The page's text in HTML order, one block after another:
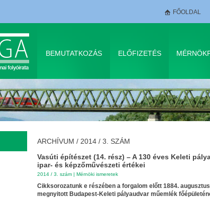
FŐOLDAL
BEMUTATKOZÁS ELŐFIZETÉS
ARCHÍVUM / 2014 / 3. SZÁM
Vasúti építészet (14. rész) – A 130 éves Keleti
ipar- és képzőművészeti értékei
2014 / 3. szám | Mérnöki ismeretek
Cikksorozatunk e részében a forgalom előtt 1884.
megnyitott Budapest-Keleti pályaudvar műemlék